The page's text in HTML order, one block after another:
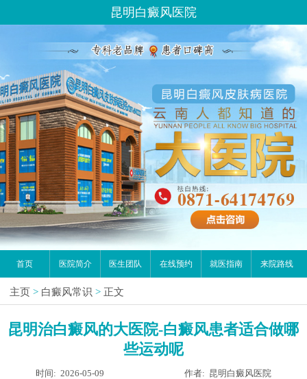
昆明白癜风医院
首页 医院简介 医生团队 在线预约 就医指南 来院路线
主页 > 白癜风常识 > 正文
昆明治白癜风的大医院-白癜风患者适合做哪
些运动呢
时间: 2026-05-09 作者: 昆明白癜风医院